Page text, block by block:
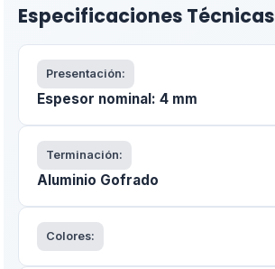
Especificaciones Técnicas
Presentación:
Espesor nominal: 4 mm
Terminación:
Aluminio Gofrado
Colores: